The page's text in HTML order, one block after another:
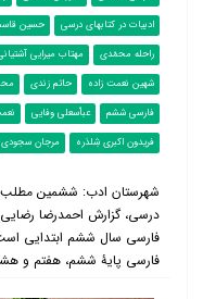
ادبیات در کتابهای درسی
حسین
راحله محمّدی
مهتاب میرایی
شهین نعمت زاده
حاتم زندی
فارسی ششم
عباّسعلی وفایی
فریدون اکبری شِلدَره
مرجان سجودی
شهرستان ادب: ششمین مطلب
درسی، گزارش احمدرضا رضایی
فارسی سال ششم ابتدایی
فارسی پایۀ ششم، هفتم و